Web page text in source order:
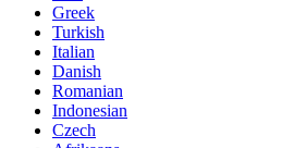
Greek
Turkish
Italian
Danish
Romanian
Indonesian
Czech